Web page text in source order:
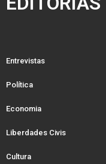
Entrevistas
Política
Economia
Liberdades Civis
Cultura